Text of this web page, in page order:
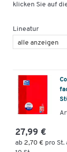
klicken Sie auf
Lineatur
27,99 €
ab 2,70 € pro St.